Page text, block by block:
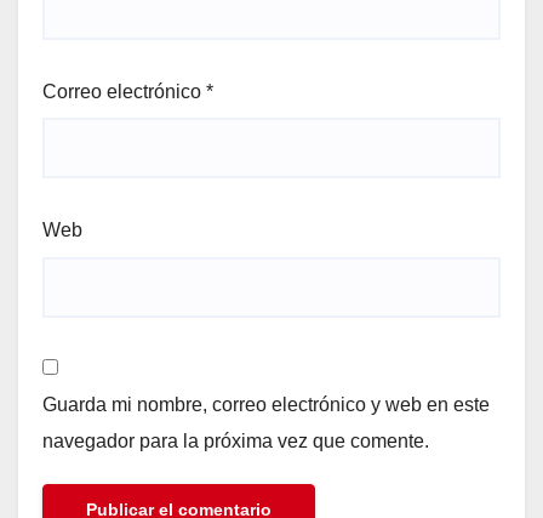
Correo electrónico *
Web
Guarda mi nombre, correo electrónico y web en este
navegador para la próxima vez que comente.